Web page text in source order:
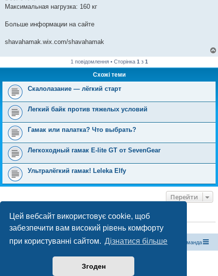
Цей вебсайт використовує cookie, щоб
забезпечити вам високий рівень комфорту
при користуванні сайтом. Дізнатися більше
Згоден
Максимальная нагрузка: 160 кг
Больше информации на сайте
shavahamak.wix.com/shavahamak
1 повідомлення • Сторінка 1 з 1
Схожі теми
Скалолазание — лёгкий старт
Легкий байк против тяжелых условий
Гамак или палатка? Что выбрать?
Легкоходный гамак E-lite GT от SevenGear
Ультралёгкий гамак! Leleka Elfy
Перейти
ХТО ЗАРАЗ ОНЛАЙН
Зараз переглядають цей форум:ClaudeBot [бот ШІ]і 1 гість
Магазин спорядження Туристичний форум «Рюкзак» Команда
Працює на phpBB® Forum Software © phpBB Limited
Конфіденційність